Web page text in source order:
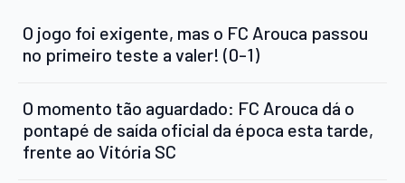
O jogo foi exigente, mas o FC Arouca passou
no primeiro teste a valer! (0-1)
O momento tão aguardado: FC Arouca dá o
pontapé de saída oficial da época esta tarde,
frente ao Vitória SC